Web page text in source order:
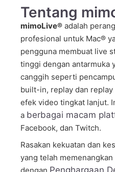
Tentang
mimoLive® adalah
profesional untuk Mac®
pengguna membuat live
tinggi dengan
canggih seperti
built-in, replay dan
efek video tingkat lanjut.
a berbagai macam
Facebook, dan Twitch.
Rasakan kekuatan dan
yang telah
Penghargaan